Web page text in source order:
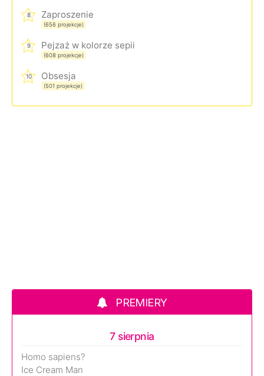
8 Zaproszenie
(656 projekcje)
9 Pejzaż w kolorze sepii
(608 projekcje)
10 Obsesja
(501 projekcje)
PREMIERY
7 sierpnia
Homo sapiens?
Ice Cream Man